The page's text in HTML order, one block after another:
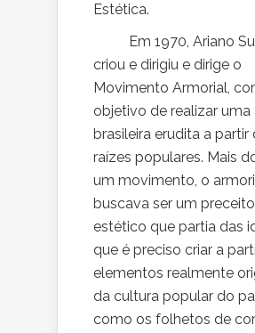
Estética.
Em 1970, Ariano
criou e dirigiu e dirige o
Movimento Armorial,
objetivo de realizar uma
brasileira erudita a partir
raízes populares. Mais
um movimento, o
buscava ser um preceito
estético que partia das
que é preciso criar a
elementos realmente
da cultura popular do
como os folhetos de